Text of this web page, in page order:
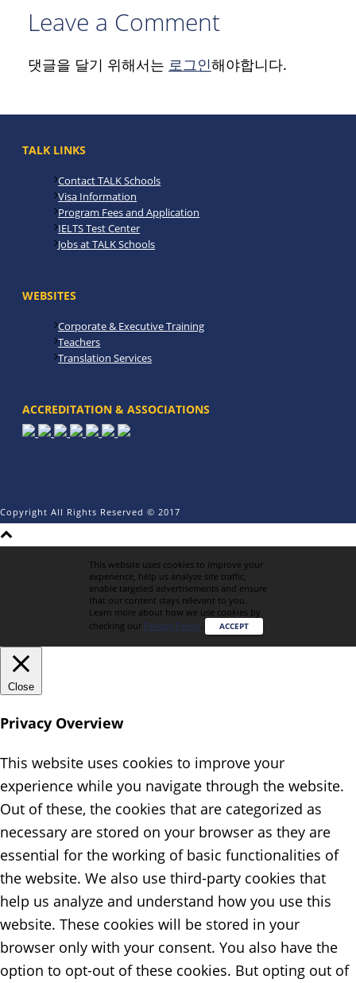
Leave a Comment
댓글을 달기 위해서는 로그인해야합니다.
TALK LINKS
Contact TALK Schools
Visa Information
Program Fees and Application
IELTS Test Center
Jobs at TALK Schools
WEBSITES
Corporate & Executive Training
Teachers
Translation Services
ACCREDITATION & ASSOCIATIONS
Copyright All Rights Reserved © 2017
This website uses cookies to improve your
experience, help us analyze site traffic,
enable targeted advertisements and ensure
that our content stays relevant to you.
Learn more about how we use cookies by
checking our Privacy Policy. ACCEPT
Close
Privacy Overview
This website uses cookies to improve your
experience while you navigate through the website.
Out of these, the cookies that are categorized as
necessary are stored on your browser as they are
essential for the working of basic functionalities of
the website. We also use third-party cookies that
help us analyze and understand how you use this
website. These cookies will be stored in your
browser only with your consent. You also have the
option to opt-out of these cookies. But opting out of